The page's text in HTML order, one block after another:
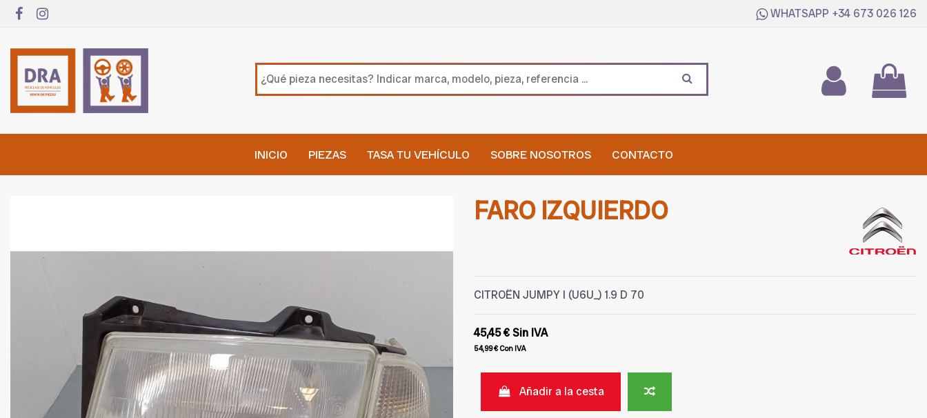
WHATSAPP +34 673 026 126
INICIO PIEZAS TASA TU VEHÍCULO SOBRE NOSOTROS CONTACTO
FARO IZQUIERDO
CITROËN JUMPY I (U6U_) 1.9 D 70
45,45 €Sin IVA
54,99 €Con IVA
Añadir a la cesta